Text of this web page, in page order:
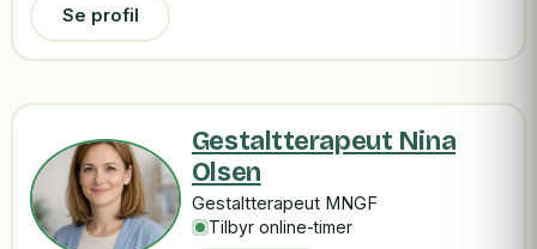
Se profil
Gestaltterapeut Nina
Olsen
Gestaltterapeut MNGF
Tilbyr online-timer